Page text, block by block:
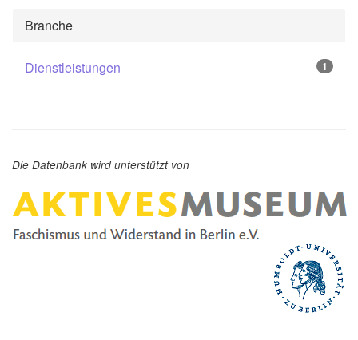
Branche
Dienstleistungen 1
Die Datenbank wird unterstützt von